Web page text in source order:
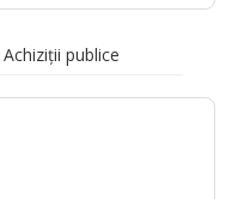
Achiziții publice